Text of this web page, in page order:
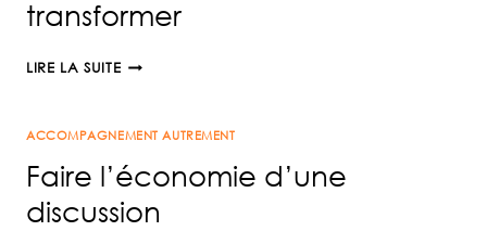
transformer
LIRE LA SUITELA
:
UNE
CLÉ
POUR
ACCOMPAGNEMENT AUTREMENT
Faire l’économie d’une
discussion